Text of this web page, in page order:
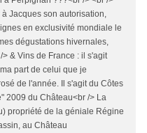
Jacques son autorisation,
en exclusivité mondiale le
dégustations hivernales,
& Vins de France : il s'agit
part de celui que je
de l'année. Il s'agit du Côtes
2009 du Château<br /> La
propriété de la géniale Régine
au Château